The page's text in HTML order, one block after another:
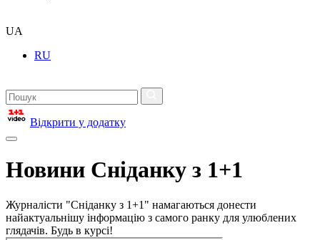
UA
RU
Відкрити у додатку
Новини Сніданку з 1+1
Журналісти "Сніданку з 1+1" намагаються донести
найактуальнішу інформацію з самого ранку для улюблених
глядачів. Будь в курсі!